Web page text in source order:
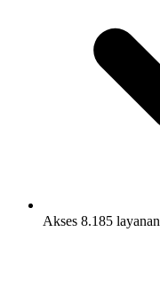
Akses 8.185 layanan